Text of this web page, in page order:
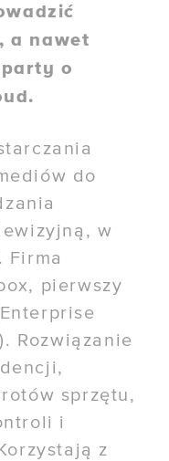
a nawet
o
do
w
Firma
pierwszy
Rozwiązanie
sprzętu,
i
z